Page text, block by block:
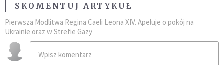
SKOMENTUJ ARTYKUŁ
Pierwsza Modlitwa Regina Caeli Leona XIV. Apeluje o pokój na
Ukrainie oraz w Strefie Gazy